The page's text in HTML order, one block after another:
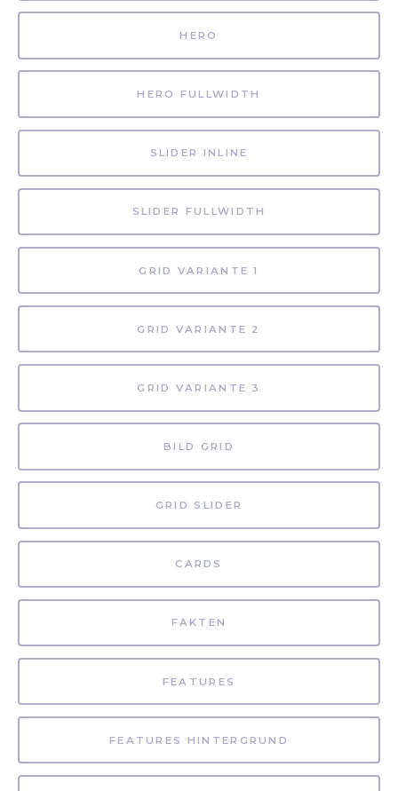
HERO
HERO FULLWIDTH
SLIDER INLINE
SLIDER FULLWIDTH
GRID VARIANTE 1
GRID VARIANTE 2
GRID VARIANTE 3
BILD GRID
GRID SLIDER
CARDS
FAKTEN
FEATURES
FEATURES HINTERGRUND